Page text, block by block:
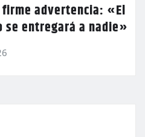
firme advertencia: «El
se entregará a nadie»